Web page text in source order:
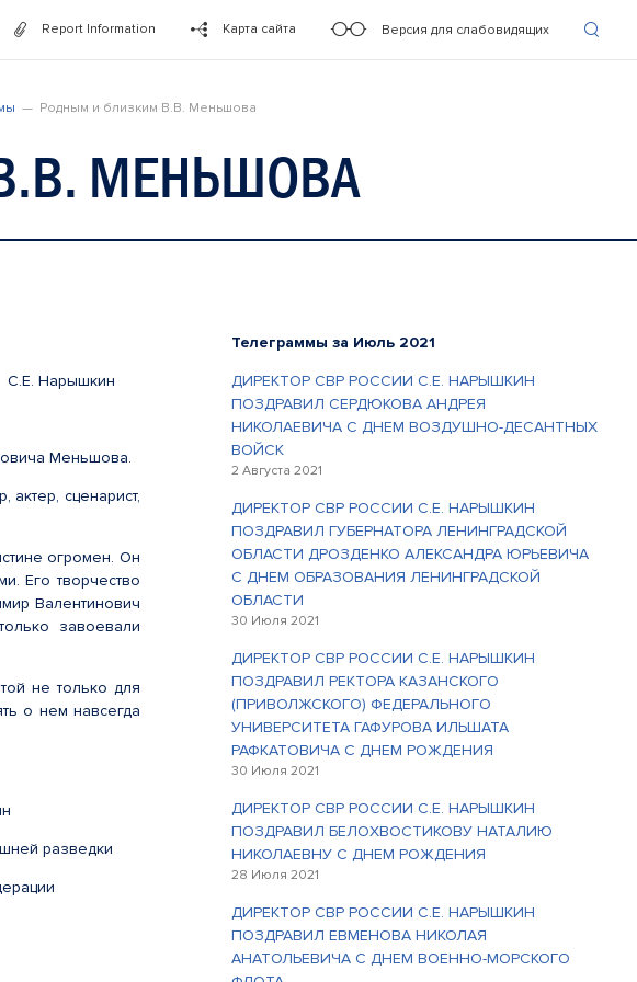
Report Information Карта сайта Версия для слабовидящих
Родным и близким В.В. Меньшова
МЕНЬШОВА
Меньшова.
сценарист,
огромен. Он
Его творчество
Валентинович
завоевали
не только для
о нем навсегда
Телеграммы за Июль 2021
ДИРЕКТОР СВР РОССИИ С.Е. НАРЫШКИН
ПОЗДРАВИЛ СЕРДЮКОВА АНДРЕЯ
НИКОЛАЕВИЧА С ДНЕМ ВОЗДУШНО-ДЕСАНТНЫХ
ВОЙСК
2 Августа 2021
ДИРЕКТОР СВР РОССИИ С.Е. НАРЫШКИН
ПОЗДРАВИЛ ГУБЕРНАТОРА ЛЕНИНГРАДСКОЙ
ОБЛАСТИ ДРОЗДЕНКО АЛЕКСАНДРА ЮРЬЕВИЧА
С ДНЕМ ОБРАЗОВАНИЯ ЛЕНИНГРАДСКОЙ
ОБЛАСТИ
30 Июля 2021
ДИРЕКТОР СВР РОССИИ С.Е. НАРЫШКИН
ПОЗДРАВИЛ РЕКТОРА КАЗАНСКОГО
(ПРИВОЛЖСКОГО) ФЕДЕРАЛЬНОГО
УНИВЕРСИТЕТА ГАФУРОВА ИЛЬШАТА
РАФКАТОВИЧА С ДНЕМ РОЖДЕНИЯ
30 Июля 2021
ДИРЕКТОР СВР РОССИИ С.Е. НАРЫШКИН
ПОЗДРАВИЛ БЕЛОХВОСТИКОВУ НАТАЛИЮ
НИКОЛАЕВНУ С ДНЕМ РОЖДЕНИЯ
28 Июля 2021
ДИРЕКТОР СВР РОССИИ С.Е. НАРЫШКИН
ПОЗДРАВИЛ ЕВМЕНОВА НИКОЛАЯ
АНАТОЛЬЕВИЧА С ДНЕМ ВОЕННО-МОРСКОГО